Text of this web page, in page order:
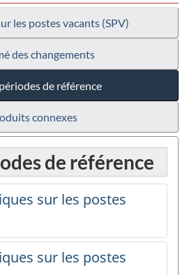
les postes vacants (SPV)
des changements
de référence
connexes
de référence